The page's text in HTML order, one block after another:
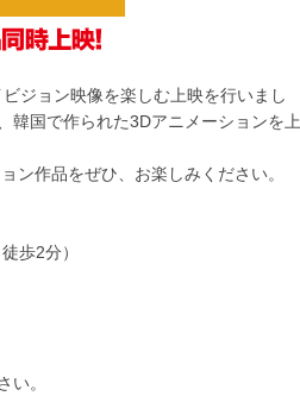
ジョン映像を楽しむ上映を行いまし
韓国で作られた3Dアニメーションを上
作品をぜひ、お楽しみください。
歩2分）
い。